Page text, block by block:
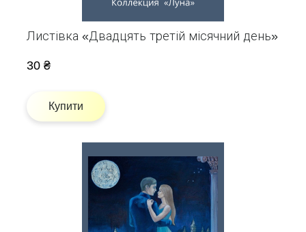
Листівка «Двадцять третій місячний день»
30 ₴
Купити